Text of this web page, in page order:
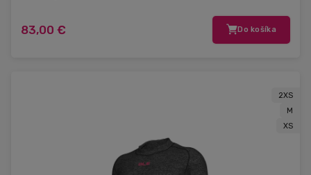
83,00 € Do košíka
2XS
M
XS